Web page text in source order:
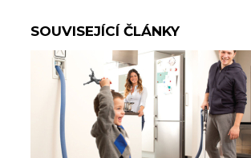
SOUVISEJÍCÍ ČLÁNKY